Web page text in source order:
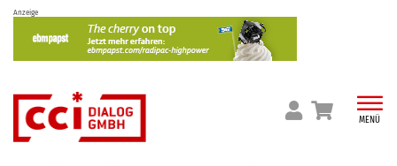
Skip
content
Anzeige
MENÜ